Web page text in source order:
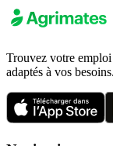
Trouvez votre
adaptés à vos besoins.